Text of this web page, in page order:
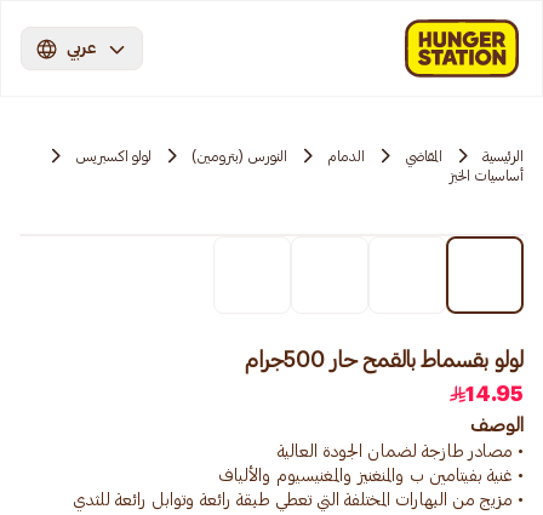
عربي
الرئيسية المقاضي الدمام النورس (بترومين)
لولو اكسبريس
أساسيات الخبز
لولو بقسماط بالقمح حار 500جرام
14.95
الوصف